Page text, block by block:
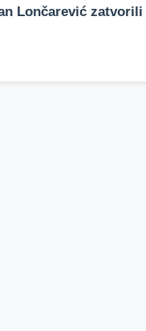
Lončarević zatvorili